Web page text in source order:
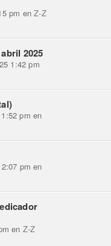
pm enZ-Z
2025
1:42 pm
pm en
pm en
en Z-Z